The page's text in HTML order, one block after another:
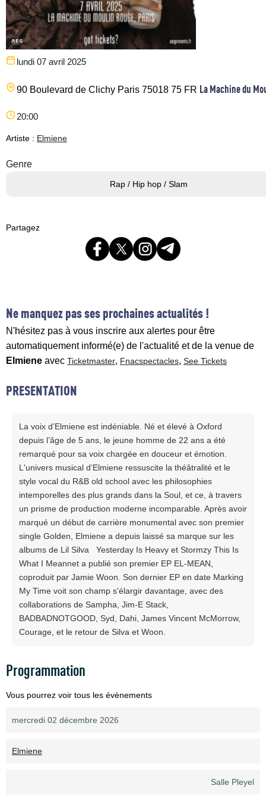
lundi 07 avril 2025
90 Boulevard de Clichy Paris 75018 75 FR La Machine du
20:00
Artiste : Elmiene
Genre
Rap / Hip hop / Slam
Partagez
Ne manquez pas ses prochaines actualités !
N'hésitez pas à vous inscrire aux alertes pour être
automatiquement informé(e) de l'actualité et de la venue de
Elmiene avec Ticketmaster, Fnacspectacles, See Tickets
PRESENTATION
La voix d’Elmiene est indéniable. Né et élevé à Oxford
depuis l’âge de 5 ans, le jeune homme de 22 ans a été
remarqué pour sa voix chargée en douceur et émotion.
L'univers musical d’Elmiene ressuscite la théâtralité et le
style vocal du R&B old school avec les philosophies
intemporelles des plus grands dans la Soul, et ce, à travers
un prisme de production moderne incomparable. Après avoir
marqué un début de carrière monumental avec son premier
single Golden, Elmiene a depuis laissé sa marque sur les
albums de Lil Silva Yesterday Is Heavy et Stormzy This Is
What I Meannet a publié son premier EP EL-MEAN,
coproduit par Jamie Woon. Son dernier EP en date Marking
My Time voit son champ s'élargir davantage, avec des
collaborations de Sampha, Jim-E Stack,
BADBADNOTGOOD, Syd, Dahi, James Vincent McMorrow,
Courage, et le retour de Silva et Woon.
Programmation
Vous pourrez voir tous les évènements
mercredi 02 décembre 2026
Elmiene
Salle Pleyel